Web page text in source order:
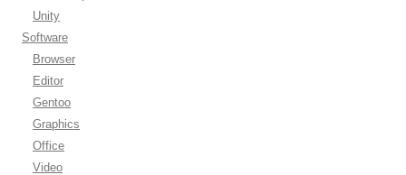
Unity
Software
Browser
Editor
Gentoo
Graphics
Office
Video